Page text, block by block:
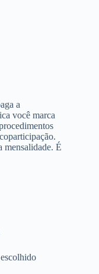
a
você marca
mensalidade. É